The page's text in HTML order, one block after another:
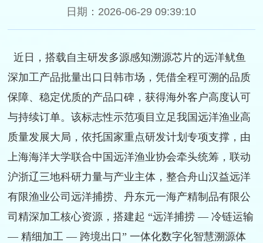
日期：2026-06-29 09:39:10
近日，搭载自主研发多源感知溯源芯片的远洋鱿鱼
深加工产品批量出口日韩市场，凭借全程可溯的品质
保障、稳定优质的产品口碑，获得海外客户高度认可
与持续订单。该标志性示范项目立足我国远洋渔业高
质量发展大局，依托国家重点研发计划专项支撑，由
上海海洋大学联合中国远洋渔业协会牵头统筹，联动
沪浙辽三地科研力量与产业主体，整合舟山汉益远洋
有限渔业公司远洋捕捞、丹东元一海产精制品有限公
司精深加工核心资源，搭建起 “远洋捕捞 — 冷链运输
— 精细加工 — 跨境出口” 一体化数字化智慧溯源体